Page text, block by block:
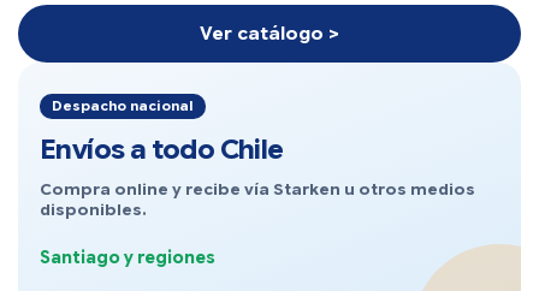
Ver catálogo >
Despacho nacional
Envíos a todo Chile
Compra online y recibe vía Starken u otros medios
disponibles.
Santiago y regiones